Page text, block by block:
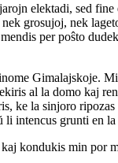
elektadi, sed
grosujoj, nek
per poŝto
Gimalajskoje.
al la domo kaj
ke la sinjoro
li intencus grunti en
kondukis min por